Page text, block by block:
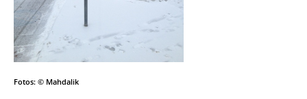
Fotos: © Mahdalik